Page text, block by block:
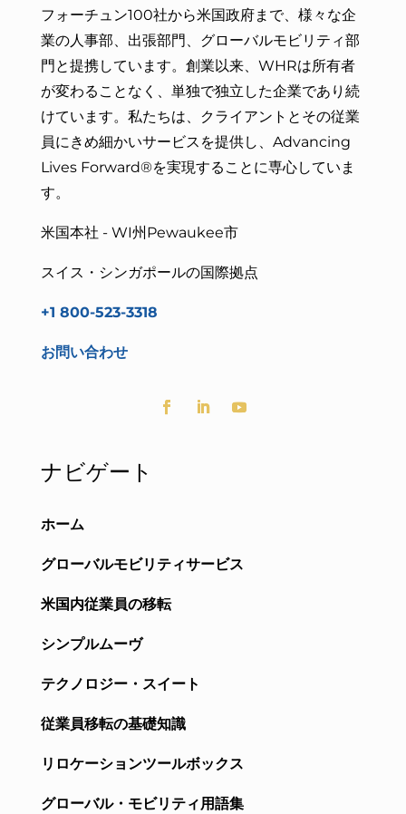
フォーチュン100社から米国政府まで、様々な企
業の人事部、出張部門、グローバルモビリティ部
門と提携しています。創業以来、WHRは所有者
が変わることなく、単独で独立した企業であり続
けています。私たちは、
クライアントとその従業
員にきめ細かいサービスを提供し、Advancing
Lives Forward®を実現することに専心していま
す。
米国本社 - WI州Pewaukee市
スイス・シンガポールの国際拠点
+1 800-523-3318
お問い合わせ
ナビゲート
ホーム
グローバルモビリティサービス
米国内従業員の移転
シンプルムーヴ
テクノロジー・スイート
従業員移転の基礎知識
リロケーションツールボックス
グローバル・モビリティ用語集